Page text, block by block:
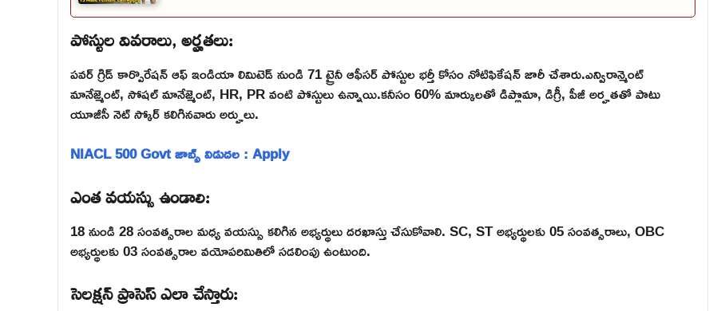
పోస్టుల వివరాలు, అర్హతలు:
పవర్ గ్రిడ్ కార్పొరేషన్ ఆఫ్ ఇండియా లిమిటెడ్ నుండి 71 ట్రైనీ ఆఫీసర్ పోస్టుల భర్తీ కోసం నోటిఫికేషన్ జారీ చేశారు.ఎన్విరాన్మెంట్
మానేజ్మెంట్, సోషల్ మానేజ్మెంట్, HR, PR వంటి పోస్టులు ఉన్నాయి.కనీసం 60% మార్కులతో డిప్లొమా, డిగ్రీ, పీజీ అర్హతతో పాటు
యూజీసీ నెట్ స్కోర్ కలిగినవారు అర్హులు.
NIACL 500 Govt జాబ్స్ విడుదల : Apply
ఎంత వయస్సు ఉండాలి:
18 నుండి 28 సంవత్సరాల మధ్య వయస్సు కలిగిన అభ్యర్థులు దరఖాస్తు చేసుకోవాలి. SC, ST అభ్యర్థులకు 05 సంవత్సరాలు, OBC
అభ్యర్థులకు 03 సంవత్సరాల వయోపరిమితిలో సడలింపు ఉంటుంది.
సెలక్షన్ ప్రాసెస్ ఎలా చేస్తారు: